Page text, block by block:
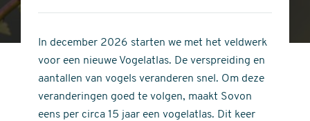
stars
of
stars
In december 2026 starten we met het veldwerk
voor een nieuwe Vogelatlas. De verspreiding en
aantallen van vogels veranderen snel. Om deze
veranderingen goed te volgen, maakt Sovon
eens per circa 15 jaar een vogelatlas. Dit keer